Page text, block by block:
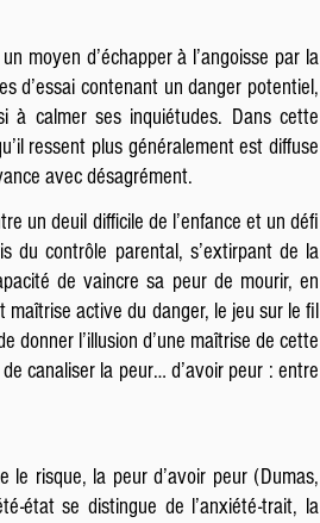
moyen d’échapper à l’angoisse par la
d’essai contenant un danger potentiel,
à calmer ses inquiétudes. Dans cette
ressent plus généralement est diffuse
avec désagrément.
un deuil difficile de l’enfance et un défi
du contrôle parental, s’extirpant de la
de vaincre sa peur de mourir, en
active du danger, le jeu sur le fil
donner l’illusion d’une maîtrise de cette
canaliser la peur… d’avoir peur : entre
le risque, la peur d’avoir peur (Dumas,
état se distingue de l’anxiété-trait, la